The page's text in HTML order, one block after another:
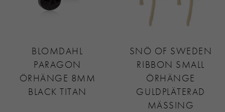
BLOMDAHL
PARAGON
ÖRHÄNGE 8MM
BLACK TITAN
SNÖ OF SWEDEN
RIBBON SMALL
ÖRHÄNGE
GULDPLÄTERAD
MÄSSING